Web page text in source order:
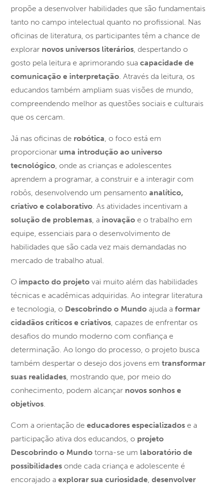
propõe a desenvolver habilidades que são fundamentais
tanto no campo intelectual quanto no profissional. Nas
oficinas de literatura, os participantes têm a chance de
explorar novos universos literários, despertando o
gosto pela leitura e aprimorando suacapacidade de
comunicação e interpretação. Através da leitura, os
educandos também ampliam suas visões de mundo,
compreendendo melhor as questões sociais e culturais
que os cercam.
Já nas oficinas de robótica, o foco está em
proporcionar uma introdução ao universo
tecnológico, onde as crianças e adolescentes
aprendem a programar, a construir e a interagir com
robôs, desenvolvendo um pensamentoanalítico,
criativo e colaborativo. As atividades incentivam a
solução de problemas, a inovação e o trabalho em
equipe, essenciais para o desenvolvimento de
habilidades que são cada vez mais demandadas no
mercado de trabalho atual.
O impacto do projeto vai muito além das habilidades
técnicas e acadêmicas adquiridas. Ao integrar literatura
e tecnologia, o Descobrindo o Mundo ajuda aformar
cidadãos críticos e criativos, capazes de enfrentar os
desafios do mundo moderno com confiança e
determinação. Ao longo do processo, o projeto busca
também despertar o desejo dos jovens emtransformar
suas realidades, mostrando que, por meio do
conhecimento, podem alcançar novos sonhos e
objetivos.
Com a orientação deeducadores especializados e a
participação ativa dos educandos, o projeto
Descobrindo o Mundo torna-se um laboratório de
possibilidades onde cada criança e adolescente é
encorajado aexplorar sua curiosidade,desenvolver